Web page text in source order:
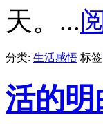
天。...
分类: 生活感悟 标
活的明